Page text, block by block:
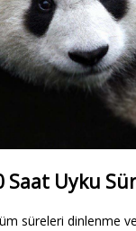
Saat Uyku
süreleri dinlenme